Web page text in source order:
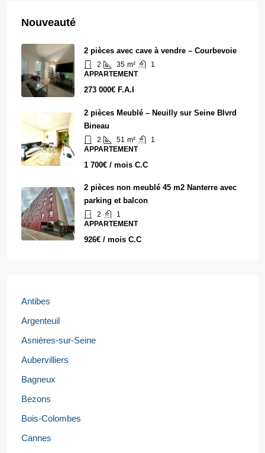
Nouveauté
2 pièces avec cave à vendre – Courbevoie
2 35 m²
1
APPARTEMENT
273 000€ F.A.I
2 pièces Meublé – Neuilly sur Seine Blvrd
Bineau
2 51 m²
1
APPARTEMENT
1 700€ / mois C.C
2 pièces non meublé 45 m2 Nanterre avec
parking et balcon
2
1
APPARTEMENT
926€ / mois C.C
Antibes
Argenteuil
Asnières-sur-Seine
Aubervilliers
Bagneux
Bezons
Bois-Colombes
Cannes